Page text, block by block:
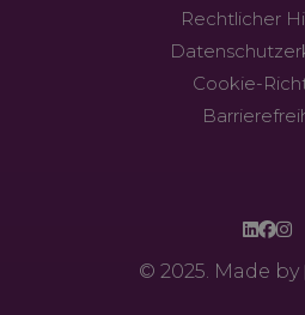
Rechtlicher
Cookie-
© 2025. Made by